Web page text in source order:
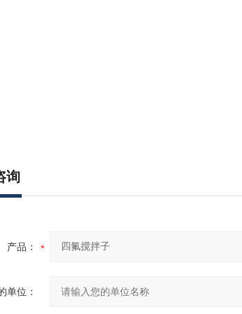
询
产品：
单位：